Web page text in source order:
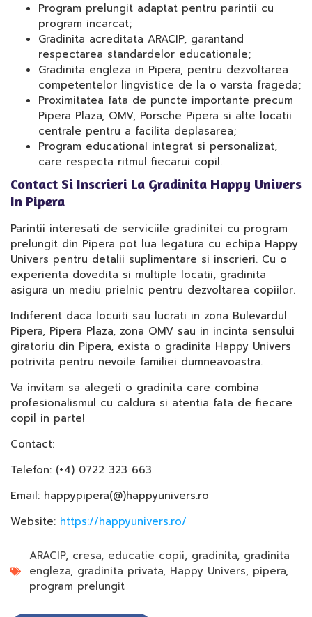
Program prelungit adaptat pentru parintii cu
program incarcat;
Gradinita acreditata ARACIP, garantand
respectarea standardelor educationale;
Gradinita engleza in Pipera, pentru dezvoltarea
competentelor lingvistice de la o varsta frageda;
Proximitatea fata de puncte importante precum
Pipera Plaza, OMV, Porsche Pipera si alte locatii
centrale pentru a facilita deplasarea;
Program educational integrat si personalizat,
care respecta ritmul fiecarui copil.
Contact Si Inscrieri La Gradinita Happy Univers
In Pipera
Parintii interesati de serviciile gradinitei cu program
prelungit din Pipera pot lua legatura cu echipa Happy
Univers pentru detalii suplimentare si inscrieri. Cu o
experienta dovedita si multiple locatii, gradinita
asigura un mediu prielnic pentru dezvoltarea copiilor.
Indiferent daca locuiti sau lucrati in zona Bulevardul
Pipera, Pipera Plaza, zona OMV sau in incinta sensului
giratoriu din Pipera, exista o gradinita Happy Univers
potrivita pentru nevoile familiei dumneavoastra.
Va invitam sa alegeti o gradinita care combina
profesionalismul cu caldura si atentia fata de fiecare
copil in parte!
Contact:
Telefon: (+4) 0722 323 663
Email: happypipera(@)happyunivers.ro
Website: https://happyunivers.ro/
ARACIP, cresa, educatie copii, gradinita, gradinita
engleza, gradinita privata, Happy Univers, pipera,
program prelungit